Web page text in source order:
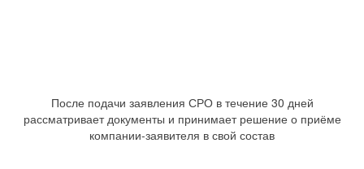
После подачи заявления СРО в течение 30 дней
рассматривает документы и принимает решение о приёме
компании-заявителя в свой состав